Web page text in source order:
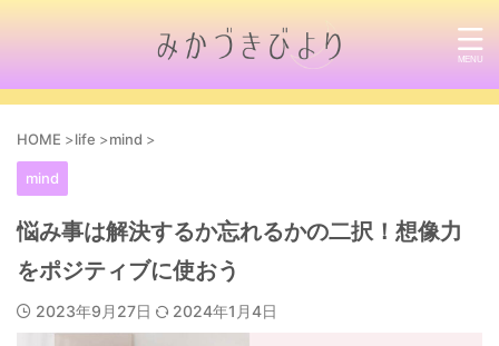
HOME >life >mind >
mind
悩み事は解決するか忘れるかの二択！想像力
をポジティブに使おう
2023年9月27日 2024年1月4日